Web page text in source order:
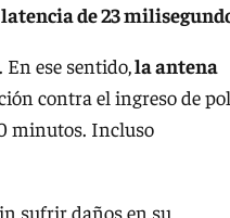
de 23
ese sentido,la antena
contra el ingreso de
minutos. Incluso
sufrir daños en su